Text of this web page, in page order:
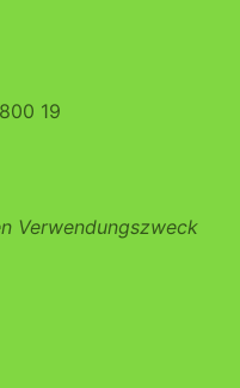
19
Verwendungszweck